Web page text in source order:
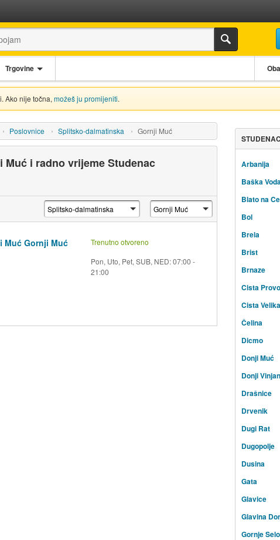
Trgovine
Ako nije točna, možeš ju promijeniti.
Poslovnice Splitsko-dalmatinska Gornji Muć
i radno vrijeme Studenac
Muć Gornji Muć
Trenutno otvoreno
Pon, Uto, Pet, SUB, NED: 07:00 -
21:00
Arbanija
Baška
Blato na
Bol
Brela
Brist
Brnaze
Cista Provo
Cista Velika
Čelina
Dicmo
Donji Muć
Donji
Drašnice
Drvenik
Dugi Rat
Dugopolje
Dusina
Gata
Glavice
Glavina
Gornje Selo